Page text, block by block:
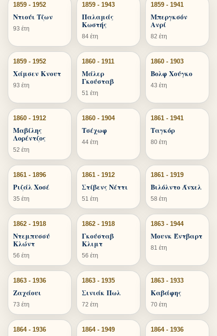
1859 - 1952
Ντιούι Τζων
93 έτη
1859 - 1943
Παλαμάς
Κωστής
84 έτη
1859 - 1941
Μπεργκσόν
Ανρί
82 έτη
1859 - 1952
Χάμσεν Κνουτ
93 έτη
1860 - 1911
Μάλερ
Γκούσταβ
51 έτη
1860 - 1903
Βολφ Χούγκο
43 έτη
1860 - 1912
Μαβίλης
Λορέντζος
52 έτη
1860 - 1904
Τσέχωφ
44 έτη
1861 - 1941
Ταγκόρ
80 έτη
1861 - 1896
Ριζάλ Χοσέ
35 έτη
1861 - 1912
Στίβενς Νέττι
51 έτη
1861 - 1919
Βιλόλντο Άνxελ
58 έτη
1862 - 1918
Ντεμπυσσύ
Κλώντ
56 έτη
1862 - 1918
Γκούσταβ
Κλιμτ
56 έτη
1863 - 1944
Μουνκ Έντβαρτ
81 έτη
1863 - 1936
Ζαχάουι
73 έτη
1863 - 1935
Σινιάκ Πωλ
72 έτη
1863 - 1933
Καβάφης
70 έτη
1864 - 1936 1864 - 1949 1864 - 1936